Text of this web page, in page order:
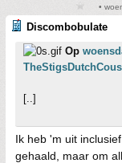
•
Discombobulate
Op
[..]
Ik heb 'm uit
gehaald, maar om